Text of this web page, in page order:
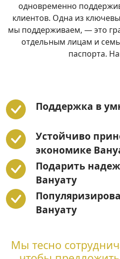
одновременно
клиентов. Одна из
мы поддерживаем, — это
отдельным лицам и
паспорта.
Поддержка в
Устойчиво
экономике
Подарить
Вануату
Вануату
Мы тесно